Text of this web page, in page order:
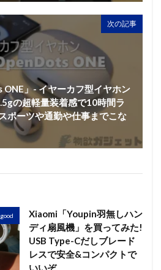
次の記事
」- イヤーカフ型イヤホン
の超軽量装着感で10時間ラ
ポーツや通勤や仕事までこな
Xiaomi「Youpin羽無しハン
ディ扇風機」を買ってみた!
USB Type-Cだしブレード
レスで安全&コンパクトで
いいぞ